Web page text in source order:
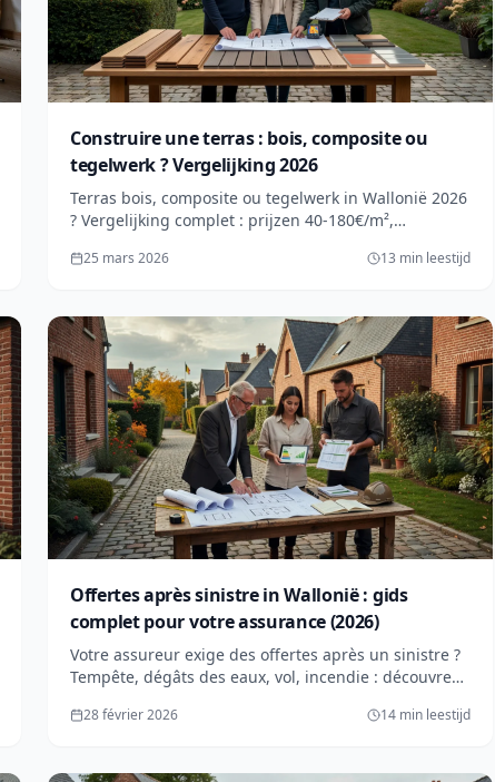
Construire une terras : bois, composite ou
tegelwerk ? Vergelijking 2026
Terras bois, composite ou tegelwerk in Wallonië 2026
? Vergelijking complet : prijzen 40-180€/m²,
analysés.
25 mars 2026 13 min leestijd
Offertes après sinistre in Wallonië : gids
complet pour votre assurance (2026)
Votre assureur exige des offertes après un sinistre ?
Tempête, dégâts des eaux, vol, incendie : découvrez
indemnisation in Wallonië.
28 février 2026 14 min leestijd